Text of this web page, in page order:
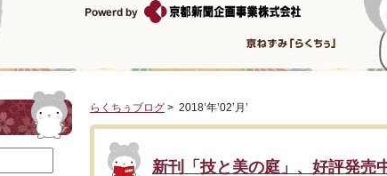
らくちぅブログ > 2018’年’02’月’
新刊「技と美の庭」、好評発売